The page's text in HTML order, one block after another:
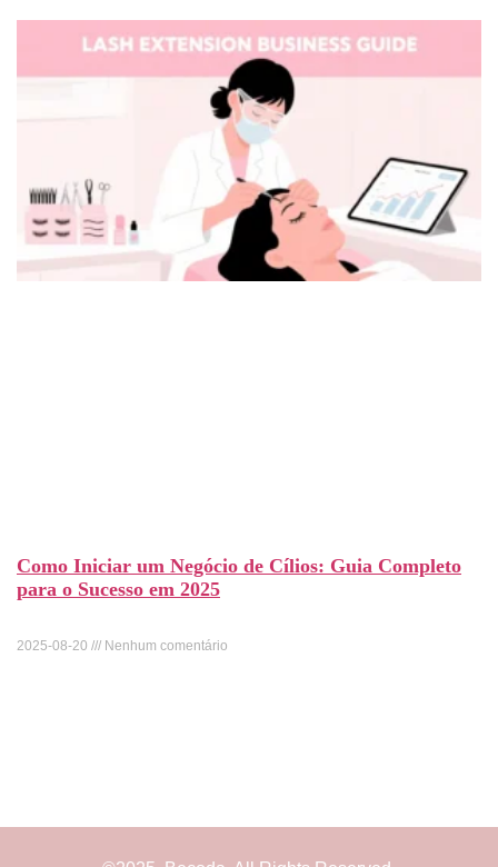
Como Iniciar um Negócio de Cílios: Guia Completo
para o Sucesso em 2025
2025-08-20 Nenhum comentário